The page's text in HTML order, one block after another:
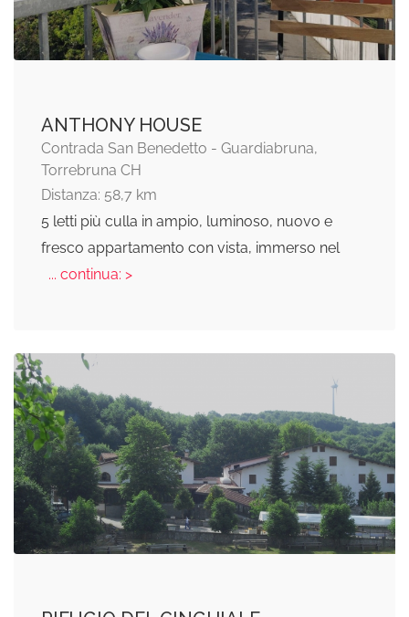
ANTHONY HOUSE
Contrada San Benedetto - Guardiabruna,
Torrebruna CH
Distanza: 58,7 km
5 letti più culla in ampio, luminoso, nuovo e
fresco appartamento con vista, immerso nel
... continua: >